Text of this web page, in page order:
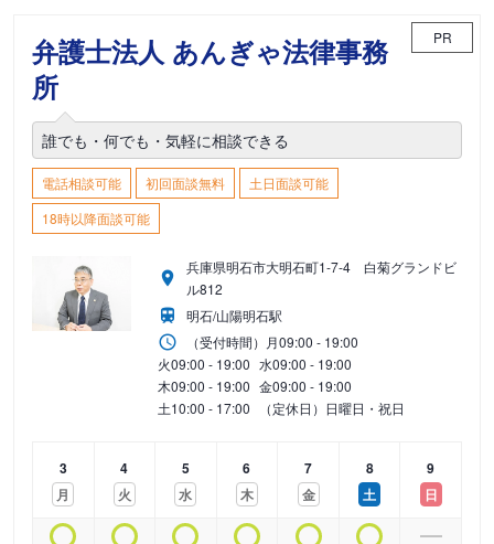
弁護士法人 あんぎゃ法律事務
所
PR
誰でも・何でも・気軽に相談できる
電話相談可能 初回面談無料
土日面談可能
18時以降面談可能
兵庫県明石市大明石町1-7-4 白菊グランドビ
ル812
明石/山陽明石駅
（受付時間） 月09:00 - 19:00
火09:00 - 19:00 水09:00 - 19:00
木09:00 - 19:00 金09:00 - 19:00
土10:00 - 17:00 （定休日）日曜日・祝日
3
月
4
火
5
水
6
木
7
金
8
土
9
日